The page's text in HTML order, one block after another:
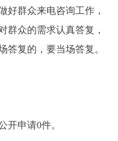
好群众来电咨询工作，
群众的需求认真答复，
答复的，要当场答复。
申请0件。